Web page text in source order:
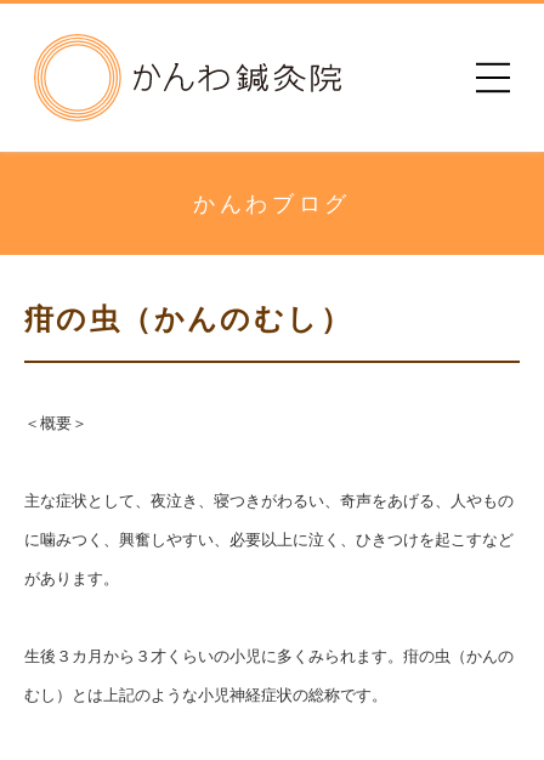
治療院のご案内
メニュー・料金
診療時間
アクセス
お問い合わせ
かんわブログ
疳の虫（かんのむし）
＜概要＞
主な症状として、夜泣き、寝つきがわるい、奇声をあげる、人やもの
に噛みつく、興奮しやすい、必要以上に泣く、ひきつけを起こすなど
があります。
生後３カ月から３才くらいの小児に多くみられます。疳の虫（かんの
むし）とは上記のような小児神経症状の総称です。